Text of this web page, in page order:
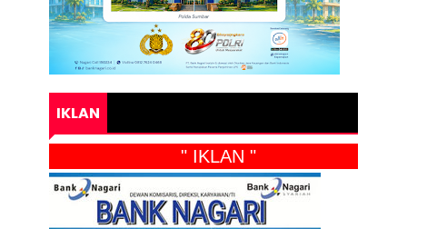
IKLAN
" IKLAN "